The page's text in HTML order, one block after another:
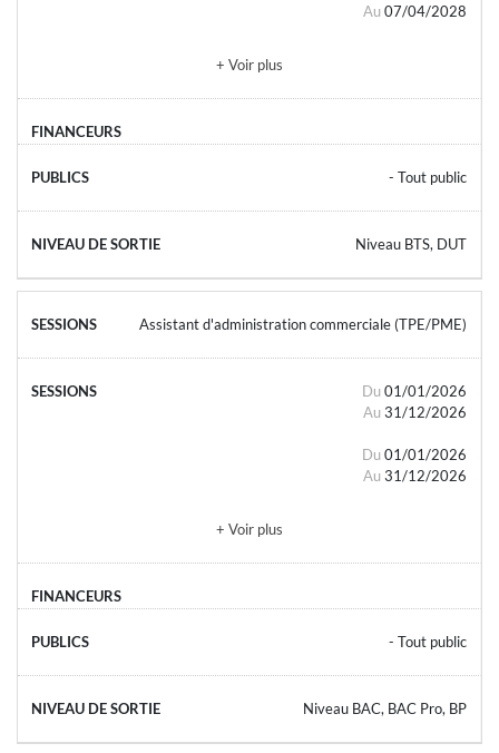
Au 07/04/2028
+ Voir plus
- Tout public
Niveau BTS, DUT
Assistant d'administration commerciale (TPE/PME)
Du 01/01/2026
Au 31/12/2026
Du 01/01/2026
Au 31/12/2026
+ Voir plus
- Tout public
Niveau BAC, BAC Pro, BP